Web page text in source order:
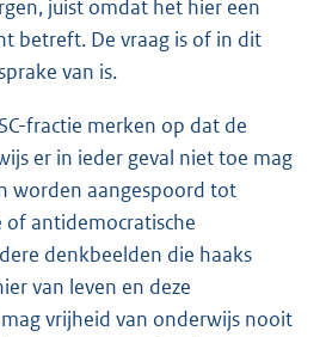
juist omdat het hier een
betreft. De vraag is of in dit
van is.
fractie merken op dat de
er in ieder geval niet toe mag
worden aangespoord tot
antidemocratische
denkbeelden die haaks
van leven en deze
vrijheid van onderwijs nooit